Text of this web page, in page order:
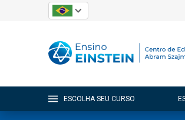
ESCOLHA SEU CURSO